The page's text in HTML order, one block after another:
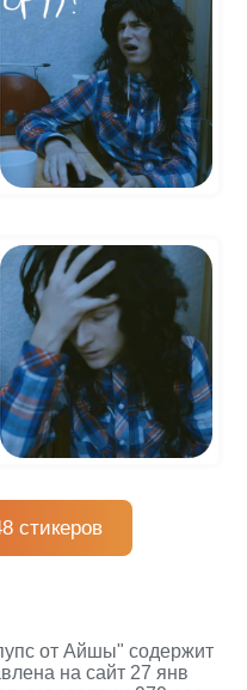
стикеров
от Айшы" содержит
на сайт 27 янв